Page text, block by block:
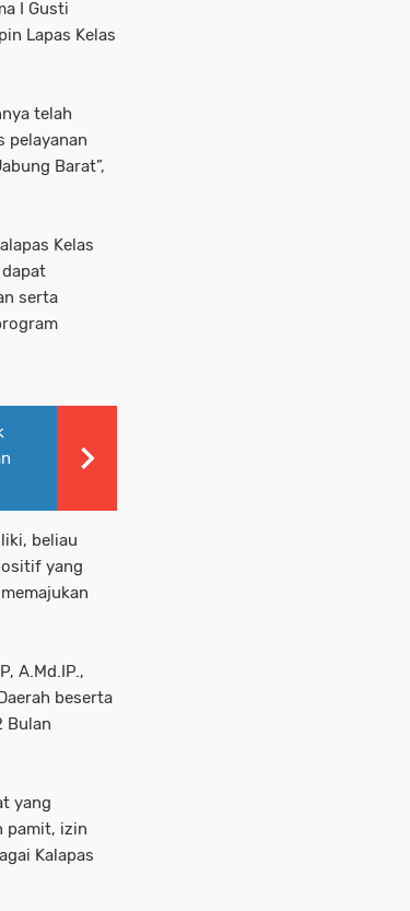
I Gusti
Lapas Kelas
telah
pelayanan
Barat”,
Kelas
dapat
serta
beliau
yang
A.Md.IP.,
beserta
Bulan
yang
pamit, izin
Kalapas